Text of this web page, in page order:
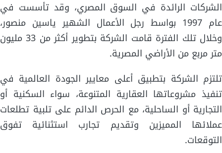
الشركات الرائدة في السوق المصري، وقد تأسست في
عام 1997 بواسط رجل الأعمال الشهير ياسين منصور،
وخلال تلك الفترة قامت الشركة بتطوير أكثر من 33 مليون
متر مربع من الأراضي المصرية.
تلتزم الشركة بتطبيق أعلى معايير الجودة العالمية في
تنفيذ مشروعاتها العقارية المتنوعة، سواء السكنية أو
التجارية أو الساحلية، مع الحرص الدائم على تلبية تطلعات
عملائها المميزين وتقديم تجارب استثنائية تفوق
التوقعات.